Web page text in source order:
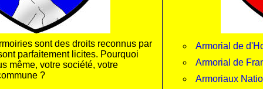
sont des droits reconnus par
parfaitement licites. Pourquoi
même, votre société, votre
?
Armorial de
Armorial de
Armoriaux